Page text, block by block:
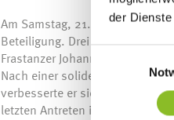
der
Am Samstag, 21.08.2021
Beteiligung. Drei Vorarlberger
Frastanzer Johannes Hofherr
Nach einer soliden Leistung in
verbesserte er sich noch auf
letzten Antreten in der